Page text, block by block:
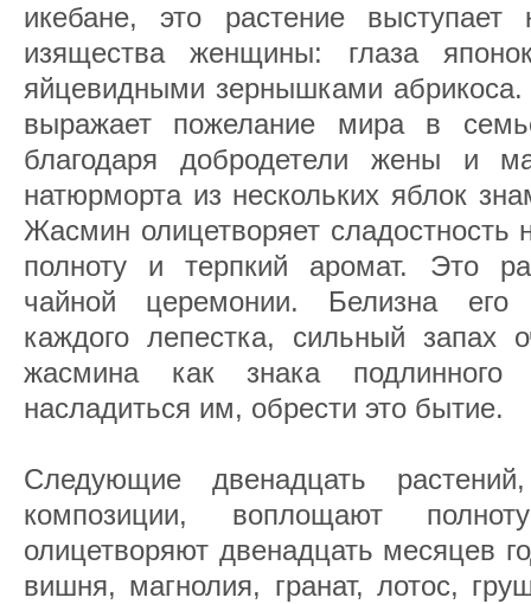
икебане, это растение
изящества женщины: глаза
яйцевидными зернышками
выражает пожелание мира в
благодаря добродетели жены и
натюрморта из нескольких яблок
Жасмин олицетворяет
полноту и терпкий аромат. Это
чайной церемонии. Белизна его
каждого лепестка, сильный запах
жасмина как знака
насладиться им, обрести это бытие.
Следующие двенадцать
композиции, воплощают
олицетворяют двенадцать месяцев
вишня, магнолия, гранат, лотос,